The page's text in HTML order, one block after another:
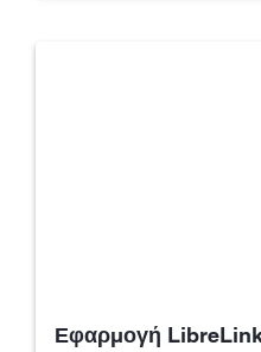
Εφαρμογή